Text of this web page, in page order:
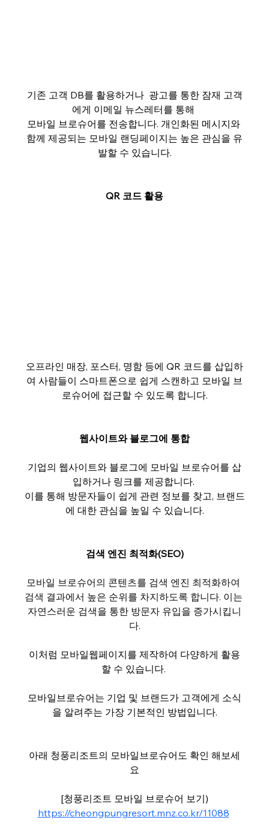
기존 고객 DB를 활용하거나  광고를 통한 잠재 고객
에게 이메일 뉴스레터를 통해
모바일 브로슈어를 전송합니다. 개인화된 메시지와
함께 제공되는 모바일 랜딩페이지는 높은 관심을 유
발할 수 있습니다.
QR 코드 활용
오프라인 매장, 포스터, 명함 등에 QR 코드를 삽입하
여 사람들이 스마트폰으로 쉽게 스캔하고 모바일 브
로슈어에 접근할 수 있도록 합니다.
웹사이트와 블로그에 통합
기업의 웹사이트와 블로그에 모바일 브로슈어를 삽
입하거나 링크를 제공합니다.
이를 통해 방문자들이 쉽게 관련 정보를 찾고, 브랜드
에 대한 관심을 높일 수 있습니다.
검색 엔진 최적화(SEO)
모바일 브로슈어의 콘텐츠를 검색 엔진 최적화하여
검색 결과에서 높은 순위를 차지하도록 합니다. 이는
자연스러운 검색을 통한 방문자 유입을 증가시킵니
다.
이처럼 모바일웹페이지를 제작하여 다양하게 활용
할 수 있습니다.
모바일브로슈어는 기업 및 브랜드가 고객에게 소식
을 알려주는 가장 기본적인 방법입니다.
아래 청풍리조트의 모바일브로슈어도 확인 해보세
요
[청풍리조트 모바일 브로슈어 보기)
https://cheongpungresort.mnz.co.kr/11088